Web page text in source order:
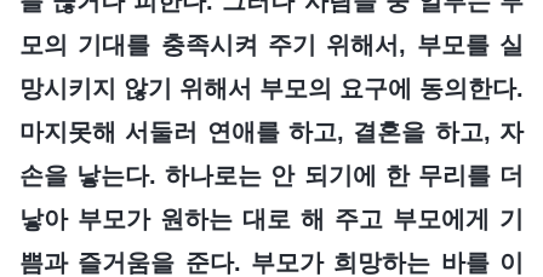
모의 기대를 충족시켜 주기 위해서, 부모를 실
망시키지 않기 위해서 부모의 요구에 동의한다.
마지못해 서둘러 연애를 하고, 결혼을 하고, 자
손을 낳는다. 하나로는 안 되기에 한 무리를 더
낳아 부모가 원하는 대로 해 주고 부모에게 기
쁨과 즐거움을 준다. 부모가 희망하는 바를 이